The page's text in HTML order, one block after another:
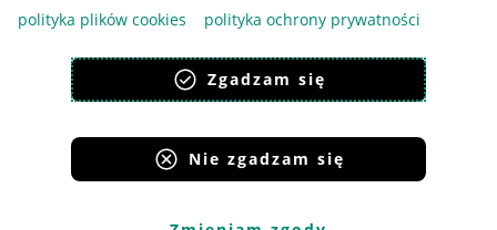
polityka plików cookies
polityka ochrony prywatności
Zgadzam się
Nie zgadzam się
Korzystanie z serwisu oznacza akceptacjęregulaminu